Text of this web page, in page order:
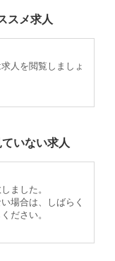
スメ求人
人を閲覧しましょ
いない求人
ました。
場合は、しばらく
ださい。